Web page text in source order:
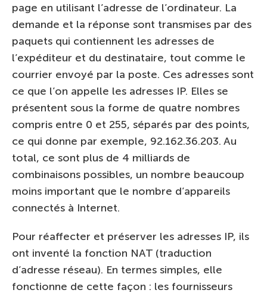
page en utilisant l’adresse de l’ordinateur. La
demande et la réponse sont transmises par des
paquets qui contiennent les adresses de
l’expéditeur et du destinataire, tout comme le
courrier envoyé par la poste. Ces adresses sont
ce que l’on appelle les adresses IP. Elles se
présentent sous la forme de quatre nombres
compris entre 0 et 255, séparés par des points,
ce qui donne par exemple, 92.162.36.203. Au
total, ce sont plus de 4 milliards de
combinaisons possibles, un nombre beaucoup
moins important que le nombre d’appareils
connectés à Internet.
Pour réaffecter et préserver les adresses IP, ils
ont inventé la fonction NAT (traduction
d’adresse réseau). En termes simples, elle
fonctionne de cette façon : les fournisseurs